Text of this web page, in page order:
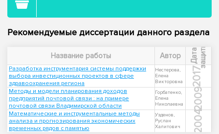
Рекомендуемые диссертации данного раздела
Название работы Автор Д
а
т
а
з
а
щ
и
т ы
Разработка инструментария системы поддержки
выбора инвестиционных проектов в сфере
здравоохранения региона
Нестерова,
Елена
Викторовна
2017
Методы и модели планирования доходов
предприятий почтовой связи : на примере
почтовой связи Владимирской области
Горбатенко,
Елена
Николаевна
2009
Математические и инструментальные методы
анализа и прогнозирования экономических
временных рядов с памятью
Узденов,
Руслан
Халитович
2004